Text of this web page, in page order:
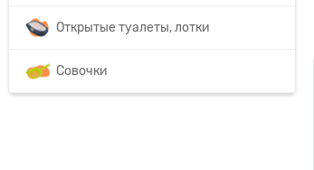
Открытые туалеты, лотки
Совочки